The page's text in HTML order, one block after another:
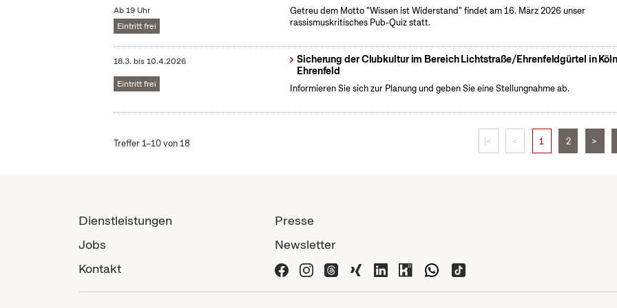
Ab 19 Uhr
Eintritt frei
Getreu dem Motto "Wissen ist Widerstand" findet am 16. März 2026 unser
rassismuskritisches Pub-Quiz statt.
18.3. bis10.4.2026
Eintritt frei
Sicherung der Clubkultur im Bereich Lichtstraße/Ehrenfeldgürtel in
Ehrenfeld
Informieren Sie sich zur Planung und geben Sie eine Stellungnahme ab.
Treffer 1–10 von 18 |< < 1 2 >
Dienstleistungen
Jobs
Kontakt
Presse
Newsletter